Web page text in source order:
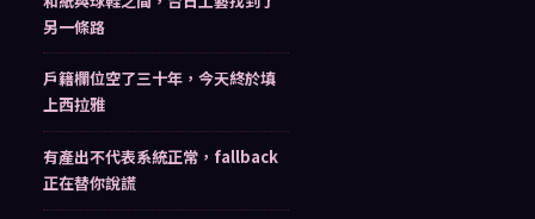
另一條路
戶籍欄位空了三十年，今天終於填
上西拉雅
有產出不代表系統正常，fallback
正在替你說謊